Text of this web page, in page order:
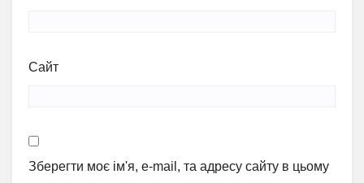
Сайт
Зберегти моє ім'я, e-mail, та адресу сайту в цьому